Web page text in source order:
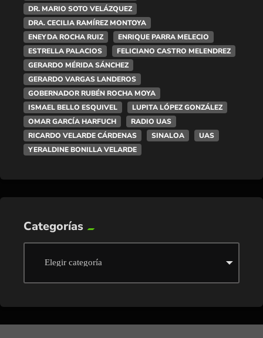
DR. MARIO SOTO VELÁZQUEZ
DRA. CECILIA RAMÍREZ MONTOYA
ENEYDA ROCHA RUIZ
ENRIQUE PARRA MELECIO
ESTRELLA PALACIOS
FELICIANO CASTRO MELENDREZ
GERARDO MÉRIDA SÁNCHEZ
GERARDO VARGAS LANDEROS
GOBERNADOR RUBÉN ROCHA MOYA
ISMAEL BELLO ESQUIVEL
LUPITA LÓPEZ GONZÁLEZ
OMAR GARCÍA HARFUCH
RADIO UAS
RICARDO VELARDE CÁRDENAS
SINALOA
UAS
YERALDINE BONILLA VELARDE
Categorías